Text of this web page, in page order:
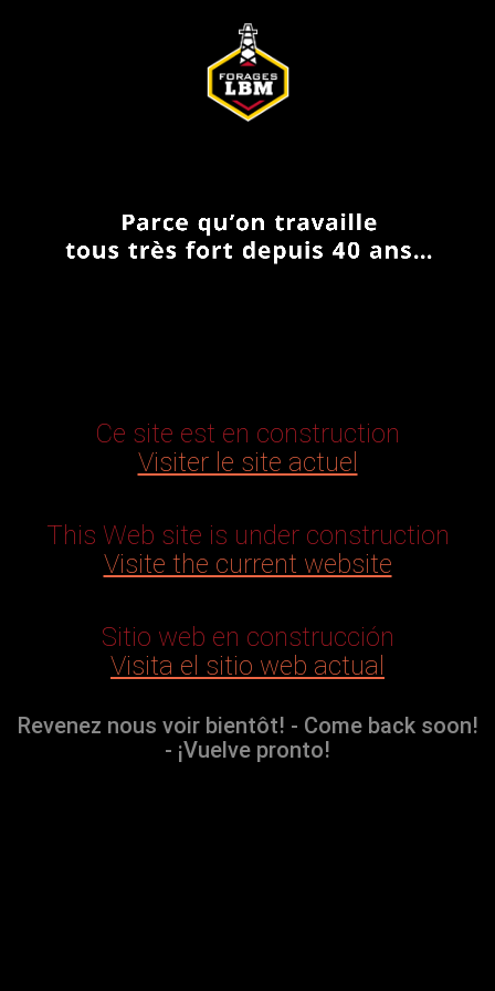
Ce site est en construction
Visiter le site actuel
This Web site is under construction
Visite the current website
Sitio web en construcción
Visita el sitio web actual
Revenez nous voir bientôt! - Come back soon!
- ¡Vuelve pronto!